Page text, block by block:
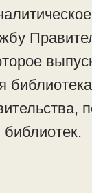
библиотек.